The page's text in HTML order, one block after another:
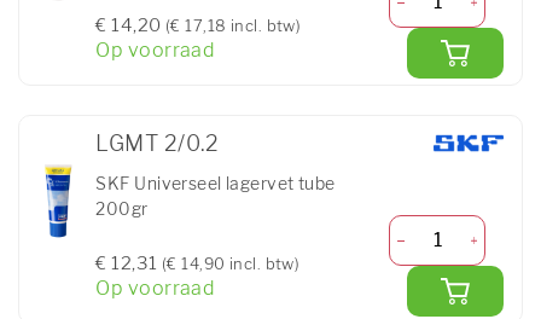
€ 14,20 (€ 17,18 incl. btw)
Op voorraad
LGMT 2/0.2
SKF Universeel lagervet tube
200gr
€ 12,31 (€ 14,90 incl. btw)
Op voorraad